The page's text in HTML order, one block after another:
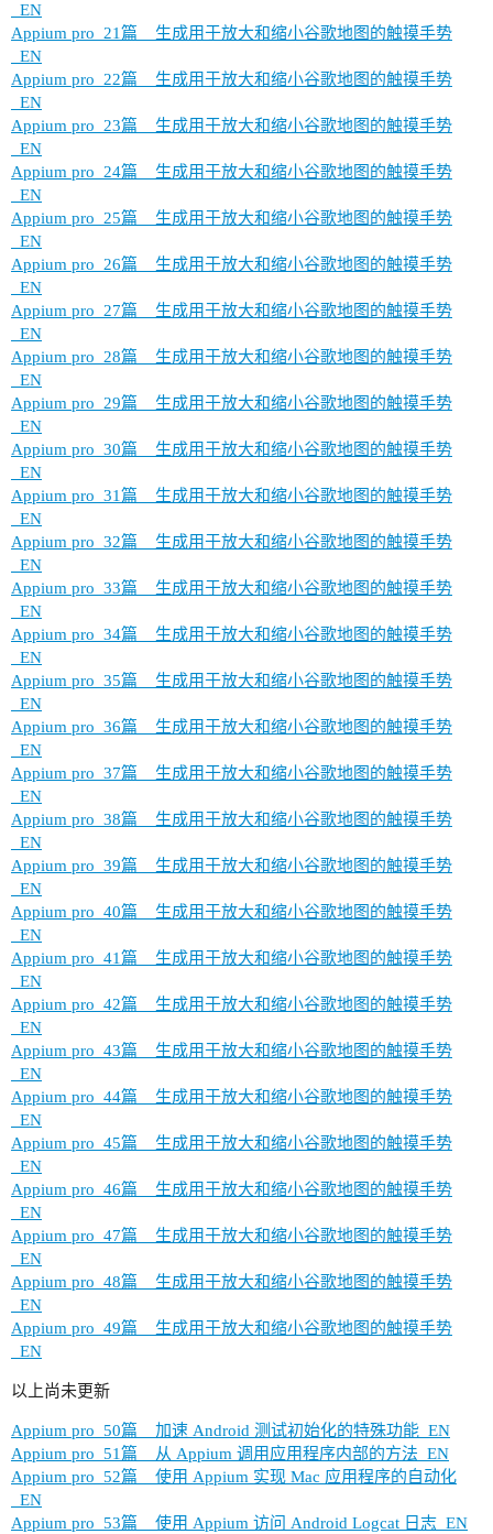
_EN
Appium pro_21篇__生成用于放大和缩小谷歌地图的触摸手势
_EN
Appium pro_22篇__生成用于放大和缩小谷歌地图的触摸手势
_EN
Appium pro_23篇__生成用于放大和缩小谷歌地图的触摸手势
_EN
Appium pro_24篇__生成用于放大和缩小谷歌地图的触摸手势
_EN
Appium pro_25篇__生成用于放大和缩小谷歌地图的触摸手势
_EN
Appium pro_26篇__生成用于放大和缩小谷歌地图的触摸手势
_EN
Appium pro_27篇__生成用于放大和缩小谷歌地图的触摸手势
_EN
Appium pro_28篇__生成用于放大和缩小谷歌地图的触摸手势
_EN
Appium pro_29篇__生成用于放大和缩小谷歌地图的触摸手势
_EN
Appium pro_30篇__生成用于放大和缩小谷歌地图的触摸手势
_EN
Appium pro_31篇__生成用于放大和缩小谷歌地图的触摸手势
_EN
Appium pro_32篇__生成用于放大和缩小谷歌地图的触摸手势
_EN
Appium pro_33篇__生成用于放大和缩小谷歌地图的触摸手势
_EN
Appium pro_34篇__生成用于放大和缩小谷歌地图的触摸手势
_EN
Appium pro_35篇__生成用于放大和缩小谷歌地图的触摸手势
_EN
Appium pro_36篇__生成用于放大和缩小谷歌地图的触摸手势
_EN
Appium pro_37篇__生成用于放大和缩小谷歌地图的触摸手势
_EN
Appium pro_38篇__生成用于放大和缩小谷歌地图的触摸手势
_EN
Appium pro_39篇__生成用于放大和缩小谷歌地图的触摸手势
_EN
Appium pro_40篇__生成用于放大和缩小谷歌地图的触摸手势
_EN
Appium pro_41篇__生成用于放大和缩小谷歌地图的触摸手势
_EN
Appium pro_42篇__生成用于放大和缩小谷歌地图的触摸手势
_EN
Appium pro_43篇__生成用于放大和缩小谷歌地图的触摸手势
_EN
Appium pro_44篇__生成用于放大和缩小谷歌地图的触摸手势
_EN
Appium pro_45篇__生成用于放大和缩小谷歌地图的触摸手势
_EN
Appium pro_46篇__生成用于放大和缩小谷歌地图的触摸手势
_EN
Appium pro_47篇__生成用于放大和缩小谷歌地图的触摸手势
_EN
Appium pro_48篇__生成用于放大和缩小谷歌地图的触摸手势
_EN
Appium pro_49篇__生成用于放大和缩小谷歌地图的触摸手势
_EN
以上尚未更新
Appium pro_50篇__加速 Android 测试初始化的特殊功能_EN
Appium pro_51篇__从 Appium 调用应用程序内部的方法_EN
Appium pro_52篇__使用 Appium 实现 Mac 应用程序的自动化
_EN
Appium pro_53篇__使用 Appium 访问 Android Logcat 日志_EN